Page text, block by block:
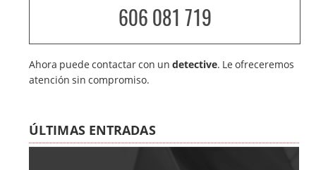
606 081 719
Ahora puede contactar con undetective. Le ofreceremos
atención sin compromiso.
ÚLTIMAS ENTRADAS